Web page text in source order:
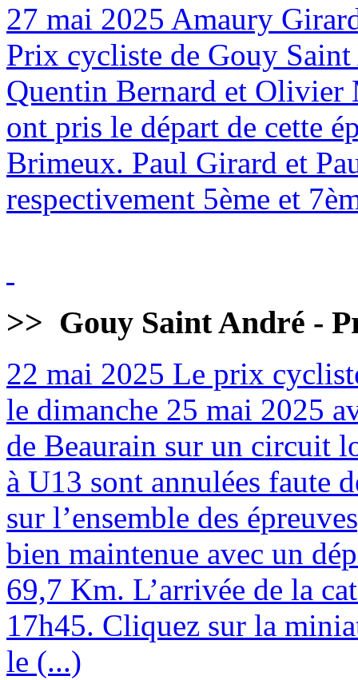
27 mai 2025 Amaury
Prix cycliste de Gouy
Quentin Bernard et Olivier
ont pris le départ de cette
Brimeux. Paul Girard et
respectivement 5ème et
>> Gouy Saint André -
22 mai 2025 Le prix
le dimanche 25 mai 2025
de Beaurain sur un circuit
à U13 sont annulées faute
sur l’ensemble des
bien maintenue avec un
69,7 Km. L’arrivée de la
17h45. Cliquez sur la
le (...)